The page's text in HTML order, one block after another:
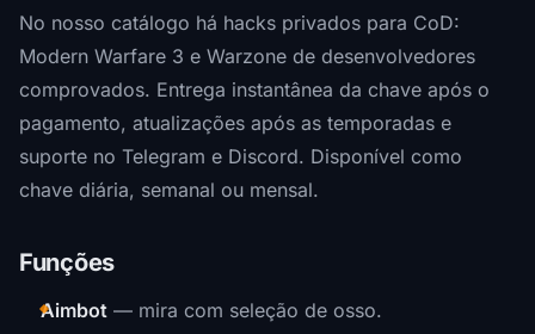
No nosso catálogo há hacks privados para CoD:
Modern Warfare 3 e Warzone de desenvolvedores
comprovados. Entrega instantânea da chave após o
pagamento, atualizações após as temporadas e
suporte no Telegram e Discord. Disponível como
chave diária, semanal ou mensal.
Funções
Aimbot — mira com seleção de osso.